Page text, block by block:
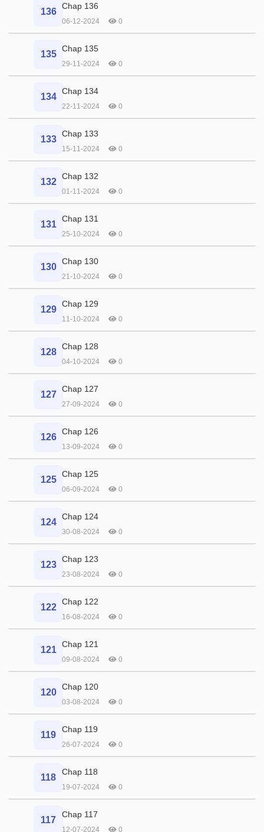
136
Chap 136
06-12-2024 0
135
Chap 135
29-11-2024 0
134
Chap 134
22-11-2024 0
133
Chap 133
15-11-2024 0
132
Chap 132
01-11-2024 0
131
Chap 131
25-10-2024 0
130
Chap 130
21-10-2024 0
129
Chap 129
11-10-2024 0
128
Chap 128
04-10-2024 0
127
Chap 127
27-09-2024 0
126
Chap 126
13-09-2024 0
125
Chap 125
06-09-2024 0
124
Chap 124
30-08-2024 0
123
Chap 123
23-08-2024 0
122
Chap 122
16-08-2024 0
121
Chap 121
09-08-2024 0
120
Chap 120
03-08-2024 0
119
Chap 119
26-07-2024 0
118
Chap 118
19-07-2024 0
117
Chap 117
12-07-2024 0